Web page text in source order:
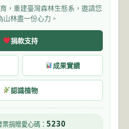
，重建臺灣森林生態系，邀請您
山林盡一份心力。
捐款支持
成果實績
認識植物
票捐贈愛心碼： 5230